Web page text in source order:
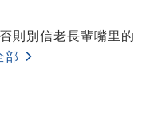
則別信老長輩嘴里的
部